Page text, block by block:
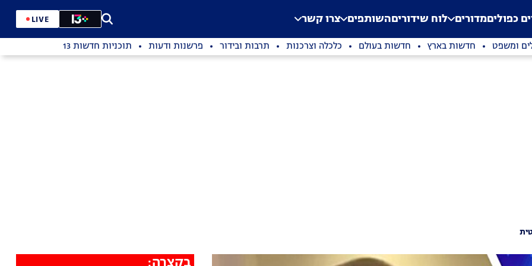
Application error: a
. כפוליםמדורים לוח שידוריםהשותפים צרו קשר LIVE
ומשפט חדשות בארץ חדשות בעולם כלכלה וצרכנות תרבות ובידור פרשנות ודעות תוכניות חדשות 13